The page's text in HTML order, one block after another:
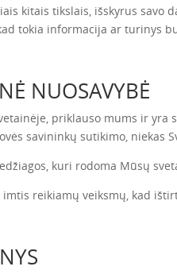
kitais tikslais, išskyrus savo
tokia informacija ar turinys
NUOSAVYBĖ
priklauso mums ir
savininkų sutikimo,
kuri rodoma Mūsų
imtis reikiamų veiksmų, kad